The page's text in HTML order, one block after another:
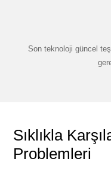
Son teknoloji güncel
Sıklıkla
Problemleri